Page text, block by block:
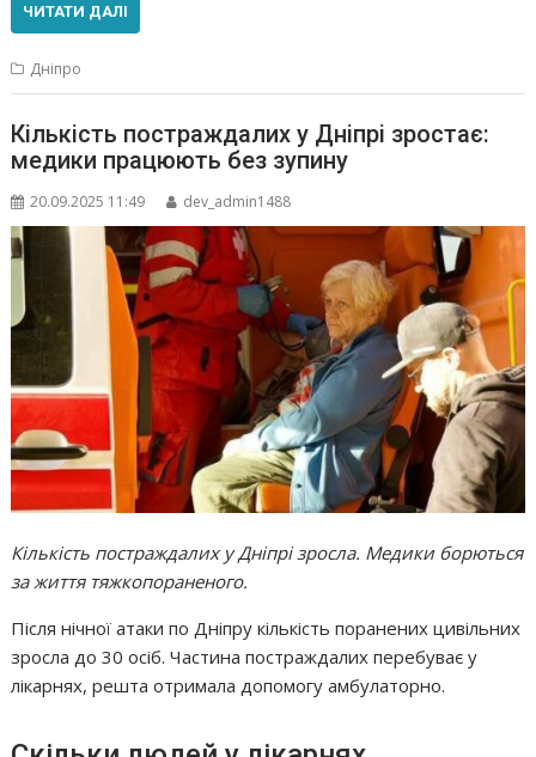
ЧИТАТИ ДАЛІ
Дніпро
Кількість постраждалих у Дніпрі зростає:
медики працюють без зупину
20.09.2025 11:49 dev_admin1488
Кількість постраждалих у Дніпрі зросла. Медики борються
за життя тяжкопораненого.
Після нічної атаки по Дніпру кількість поранених цивільних
зросла до 30 осіб. Частина постраждалих перебуває у
лікарнях, решта отримала допомогу амбулаторно.